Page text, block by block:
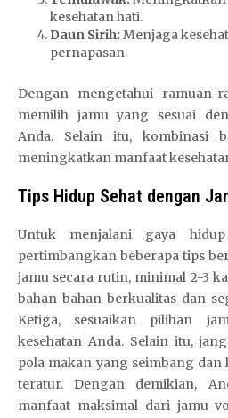
kesehatan hati.
Daun Sirih: Menjaga
pernapasan.
Dengan mengetahui ramuan-
memilih jamu yang sesuai
Anda. Selain itu, kombinasi
meningkatkan manfaat
Tips Hidup Sehat dengan
Untuk menjalani gaya
pertimbangkan beberapa tips
jamu secara rutin, minimal 2-3
bahan-bahan berkualitas dan
Ketiga, sesuaikan pilihan
kesehatan Anda. Selain itu,
pola makan yang seimbang dan
teratur. Dengan demikian,
manfaat maksimal dari jamu